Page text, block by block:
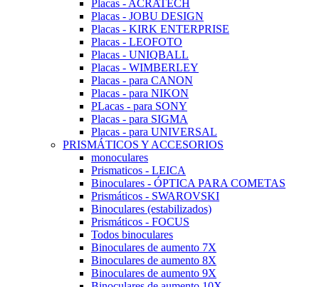
Placas - ACRATECH
Placas - JOBU DESIGN
Placas - KIRK ENTERPRISE
Placas - LEOFOTO
Placas - UNIQBALL
Placas - WIMBERLEY
Placas - para CANON
Placas - para NIKON
PLacas - para SONY
Placas - para SIGMA
Placas - para UNIVERSAL
PRISMÁTICOS Y ACCESORIOS
monoculares
Prismaticos - LEICA
Binoculares - ÓPTICA PARA COMETAS
Prismáticos - SWAROVSKI
Binoculares (estabilizados)
Prismáticos - FOCUS
Todos binoculares
Binoculares de aumento 7X
Binoculares de aumento 8X
Binoculares de aumento 9X